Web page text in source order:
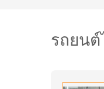
รถยนต์